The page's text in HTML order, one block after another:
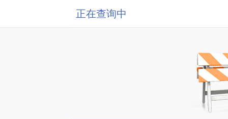
正在查询中